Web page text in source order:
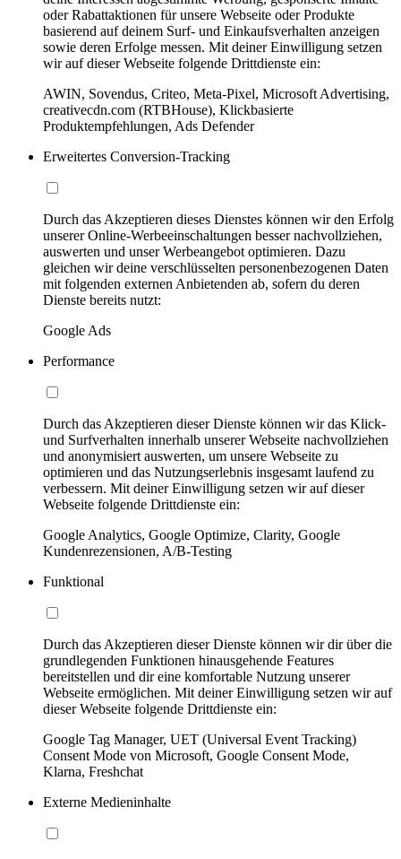
oder Rabattaktionen für unsere Webseite oder Produkte
basierend auf deinem Surf- und Einkaufsverhalten anzeigen
sowie deren Erfolge messen. Mit deiner Einwilligung setzen
wir auf dieser Webseite folgende Drittdienste ein:
AWIN, Sovendus, Criteo, Meta-Pixel, Microsoft Advertising,
creativecdn.com (RTBHouse), Klickbasierte
Produktempfehlungen, Ads Defender
Erweitertes Conversion-Tracking
Durch das Akzeptieren dieses Dienstes können wir den Erfolg
unserer Online-Werbeeinschaltungen besser nachvollziehen,
auswerten und unser Werbeangebot optimieren. Dazu
gleichen wir deine verschlüsselten personenbezogenen Daten
mit folgenden externen Anbietenden ab, sofern du deren
Dienste bereits nutzt:
Google Ads
Performance
Durch das Akzeptieren dieser Dienste können wir das Klick-
und Surfverhalten innerhalb unserer Webseite nachvollziehen
und anonymisiert auswerten, um unsere Webseite zu
optimieren und das Nutzungserlebnis insgesamt laufend zu
verbessern. Mit deiner Einwilligung setzen wir auf dieser
Webseite folgende Drittdienste ein:
Google Analytics, Google Optimize, Clarity, Google
Kundenrezensionen, A/B-Testing
Funktional
Durch das Akzeptieren dieser Dienste können wir dir über die
grundlegenden Funktionen hinausgehende Features
bereitstellen und dir eine komfortable Nutzung unserer
Webseite ermöglichen. Mit deiner Einwilligung setzen wir auf
dieser Webseite folgende Drittdienste ein:
Google Tag Manager, UET (Universal Event Tracking)
Consent Mode von Microsoft, Google Consent Mode,
Klarna, Freshchat
Externe Medieninhalte